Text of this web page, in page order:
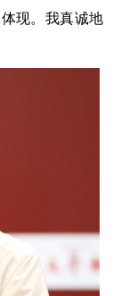
现。我真诚地